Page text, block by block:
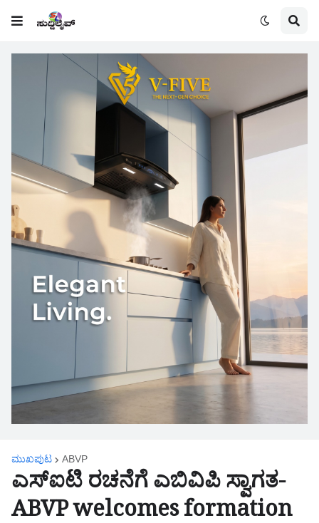
ಮುಖಪುಟ ABVP
ಎಸ್ಐಟಿ ರಚನೆಗೆ ಎಬಿವಿಪಿ ಸ್ವಾಗತ-
ABVP welcomes formation